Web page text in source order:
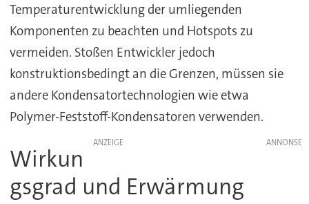
Temperaturentwicklung der umliegenden
Komponenten zu beachten und Hotspots zu
vermeiden. Stoßen Entwickler jedoch
konstruktionsbedingt an die Grenzen, müssen sie
andere Kondensatortechnologien wie etwa
Polymer-Feststoff-Kondensatoren verwenden.
ANZEIGE
Wirkun
gsgrad und Erwärmung